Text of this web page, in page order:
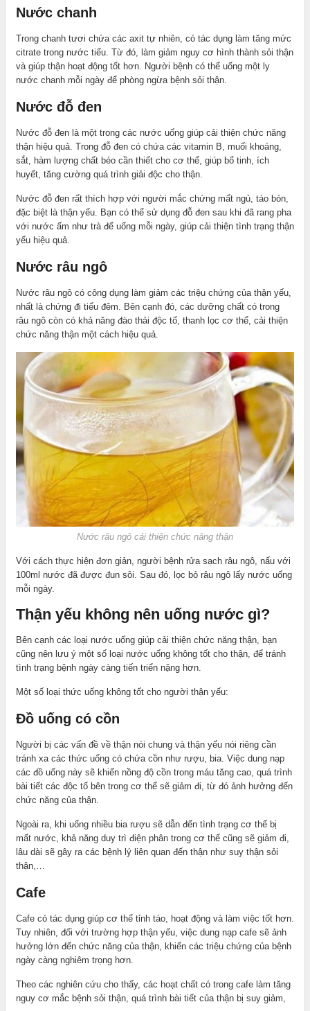
Nước chanh
Trong chanh tươi chứa các axit tự nhiên, có tác dụng làm tăng mức
citrate trong nước tiểu. Từ đó, làm giảm nguy cơ hình thành sỏi thận
và giúp thận hoạt động tốt hơn. Người bệnh có thể uống một ly
nước chanh mỗi ngày để phòng ngừa bệnh sỏi thận.
Nước đỗ đen
Nước đỗ đen là một trong các nước uống giúp cải thiện chức năng
thận hiệu quả. Trong đỗ đen có chứa các vitamin B, muối khoáng,
sắt, hàm lượng chất béo cần thiết cho cơ thể, giúp bổ tinh, ích
huyết, tăng cường quá trình giải độc cho thận.
Nước đỗ đen rất thích hợp với người mắc chứng mất ngủ, táo bón,
đặc biệt là thận yếu. Bạn có thể sử dụng đỗ đen sau khi đã rang pha
với nước ấm như trà để uống mỗi ngày, giúp cải thiện tình trạng thận
yếu hiệu quả.
Nước râu ngô
Nước râu ngô có công dụng làm giảm các triệu chứng của thận yếu,
nhất là chứng đi tiểu đêm. Bên cạnh đó, các dưỡng chất có trong
râu ngô còn có khả năng đào thải độc tố, thanh lọc cơ thể, cải thiện
chức năng thận một cách hiệu quả.
Nước râu ngô cải thiện chức năng thận
Với cách thực hiện đơn giản, người bệnh rửa sạch râu ngô, nấu với
100ml nước đã được đun sôi. Sau đó, lọc bỏ râu ngô lấy nước uống
mỗi ngày.
Thận yếu không nên uống nước gì?
Bên cạnh các loại nước uống giúp cải thiện chức năng thận, bạn
cũng nên lưu ý một số loại nước uống không tốt cho thận, để tránh
tình trạng bệnh ngày càng tiến triển nặng hơn.
Một số loại thức uống không tốt cho người thận yếu:
Đồ uống có cồn
Người bị các vấn đề về thận nói chung và thận yếu nói riêng cần
tránh xa các thức uống có chứa cồn như rượu, bia. Việc dung nạp
các đồ uống này sẽ khiến nồng độ cồn trong máu tăng cao, quá trình
bài tiết các độc tố bên trong cơ thể sẽ giảm đi, từ đó ảnh hưởng đến
chức năng của thận.
Ngoài ra, khi uống nhiều bia rượu sẽ dẫn đến tình trạng cơ thể bị
mất nước, khả năng duy trì điện phân trong cơ thể cũng sẽ giảm đi,
lâu dài sẽ gây ra các bệnh lý liên quan đến thận như suy thận sỏi
thận,…
Cafe
Cafe có tác dụng giúp cơ thể tỉnh táo, hoạt động và làm việc tốt hơn.
Tuy nhiên, đối với trường hợp thận yếu, việc dung nạp cafe sẽ ảnh
hưởng lớn đến chức năng của thận, khiến các triệu chứng của bệnh
ngày càng nghiêm trọng hơn.
Theo các nghiên cứu cho thấy, các hoạt chất có trong cafe làm tăng
nguy cơ mắc bệnh sỏi thận, quá trình bài tiết của thận bị suy giảm,